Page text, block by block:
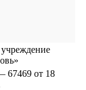
от 18